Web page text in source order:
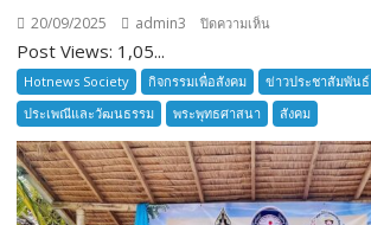
20/09/2025 admin3 ปิดความเห็น
เสือ
ชาว
บ้าน
อำเภอ
บางละมุง
เปิด
Post Views: 1,05...
Hotnews Society กิจกรรมเพื่อสังคม ข่าวประชาสัมพันธ์
ประเพณีและวัฒนธรรม
พระพุทธศาสนา สังคม